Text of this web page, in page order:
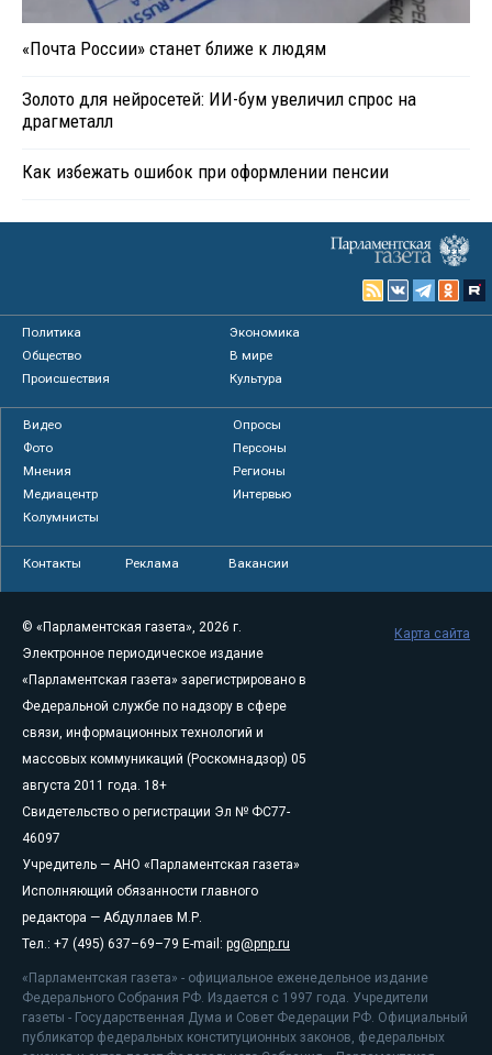
«Почта России» станет ближе к людям
Золото для нейросетей: ИИ-бум увеличил спрос на
драгметалл
Как избежать ошибок при оформлении пенсии
Политика
Экономика
Общество
В мире
Происшествия
Культура
Видео
Опросы
Фото
Персоны
Мнения
Регионы
Медиацентр
Интервью
Колумнисты
Контакты Реклама Вакансии
© «Парламентская газета», 2026 г.
Электронное периодическое издание
«Парламентская газета» зарегистрировано в
Федеральной службе по надзору в сфере
связи, информационных технологий и
массовых коммуникаций (Роскомнадзор) 05
августа 2011 года. 18+
Свидетельство о регистрации Эл № ФС77-
46097
Учредитель — АНО «Парламентская газета»
Исполняющий обязанности главного
редактора — Абдуллаев М.Р.
Тел.: +7 (495) 637–69–79 E-mail: pg@pnp.ru
«Парламентская газета» - официальное еженедельное издание
Федерального Собрания РФ. Издается с 1997 года. Учредители
газеты - Государственная Дума и Совет Федерации РФ. Официальный
публикатор федеральных конституционных законов, федеральных
Карта сайта